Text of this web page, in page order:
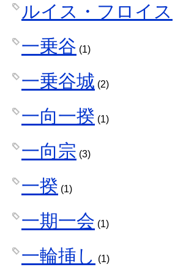
ルイス・フロイス
一乗谷 (1)
一乗谷城 (2)
一向一揆 (1)
一向宗 (3)
一揆 (1)
一期一会 (1)
一輪挿し (1)